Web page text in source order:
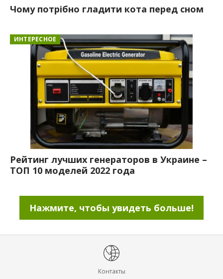
Чому потрібно гладити кота перед сном
ИНТЕРЕСНОЕ
Рейтинг лучших генераторов в Украине –
ТОП 10 моделей 2022 года
Нажмите, чтобы увидеть больше!
Контакты